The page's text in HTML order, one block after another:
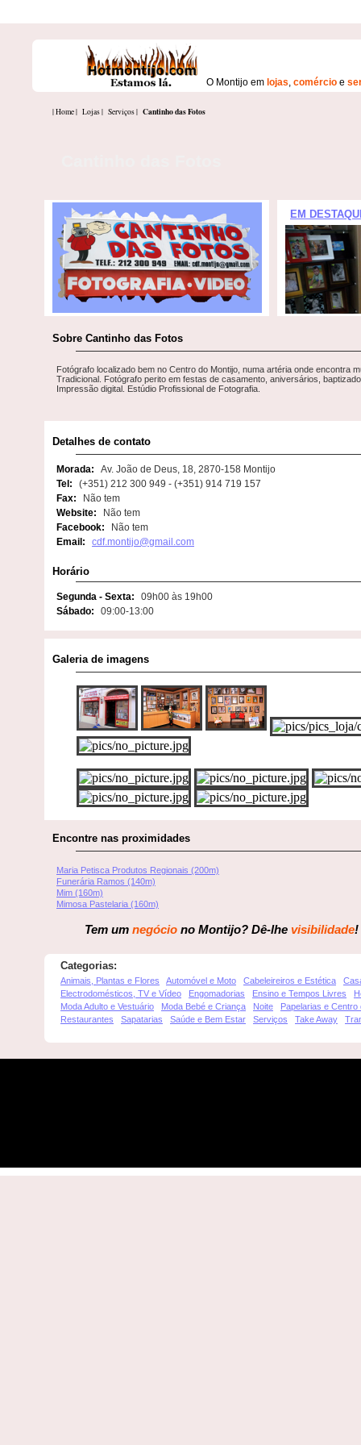
O Montijo em lojas, comércio e
| Home | Lojas | Serviços | Cantinho das Fotos
EM
Sobre Cantinho das Fotos
Fotógrafo localizado bem no Centro do Montijo, numa artéria onde encontra
Tradicional. Fotógrafo perito em festas de casamento, aniversários,
Impressão digital. Estúdio Profissional de Fotografia.
Detalhes de contato
Morada:
Av. João de Deus, 18, 2870-158 Montijo
Tel:
(+351) 212 300 949 - (+351) 914 719 157
Fax:
Não tem
Website:
Não tem
Facebook:
Não tem
Email:
cdf.montijo@gmail.com
Horário
Segunda - Sexta:
09h00 às 19h00
Sábado:
09:00-13:00
Galeria de imagens
Encontre nas proximidades
Maria Petisca Produtos Regionais (200m)
Funerária Ramos (140m)
Mim (160m)
Mimosa Pastelaria (160m)
Tem um negócio no Montijo? Dê-lhe visibilidade!
Categorias:
Animais, Plantas e Flores Automóvel e Moto Cabeleireiros e Estética
Electrodomésticos, TV e Vídeo
Engomadorias Ensino e Tempos Livres
Moda Adulto e Vestuário
Moda Bebé e Criança Noite
Papelarias e Centro
Restaurantes
Sapatarias Saúde e Bem Estar Serviços Take Away